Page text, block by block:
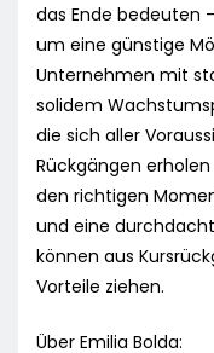
das Ende bedeuten
um eine günstige
Unternehmen mit
solidem
die sich aller
Rückgängen
den richtigen
und eine
können aus
Vorteile ziehen.
Über Emilia Bolda: